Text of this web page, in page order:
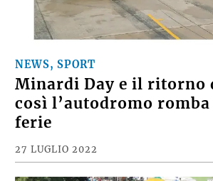
NEWS, SPORT
Minardi Day e il ritorno
così l’autodromo romba
ferie
27 LUGLIO 2022